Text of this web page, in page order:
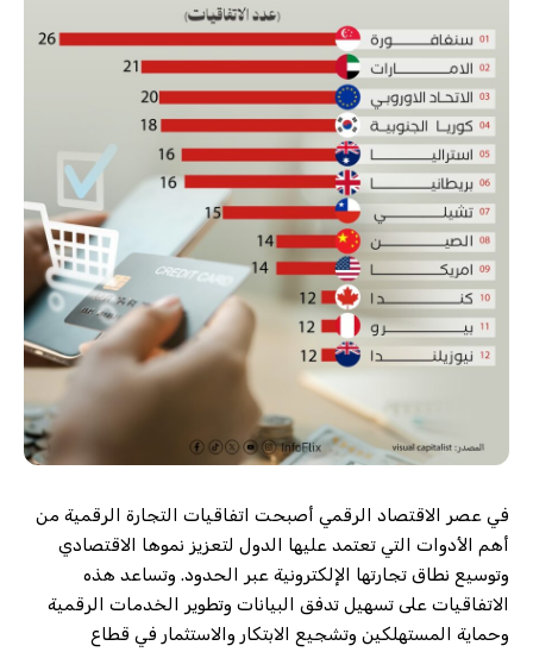
في عصر الاقتصاد الرقمي أصبحت اتفاقيات التجارة الرقمية من
أهم الأدوات التي تعتمد عليها الدول لتعزيز نموها الاقتصادي
وتوسيع نطاق تجارتها الإلكترونية عبر الحدود. وتساعد هذه
الاتفاقيات على تسهيل تدفق البيانات وتطوير الخدمات الرقمية
وحماية المستهلكين وتشجيع الابتكار والاستثمار في قطاع